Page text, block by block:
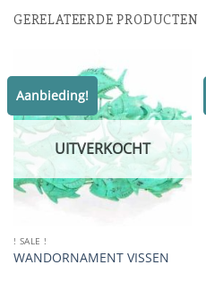
GERELATEERDE PRODUCTEN
Aanbieding!
UITVERKOCHT
! SALE !
WANDORNAMENT VISSEN